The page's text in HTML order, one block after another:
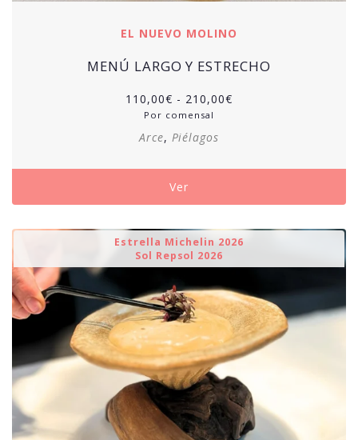
EL NUEVO MOLINO
MENÚ LARGO Y ESTRECHO
110,00€ - 210,00€Rango
hasta
Por comensal
Arce, Piélagos
Ver
Estrella Michelin 2026
Sol Repsol 2026